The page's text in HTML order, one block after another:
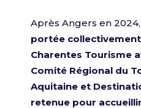
Après Angers en 2024,
portée
Charentes Tourisme
Comité Régional du
Aquitaine et
retenue pour